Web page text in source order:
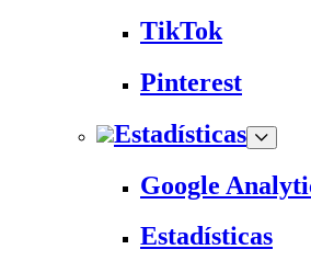
TikTok
Pinterest
Estadísticas
Google
Estadísticas